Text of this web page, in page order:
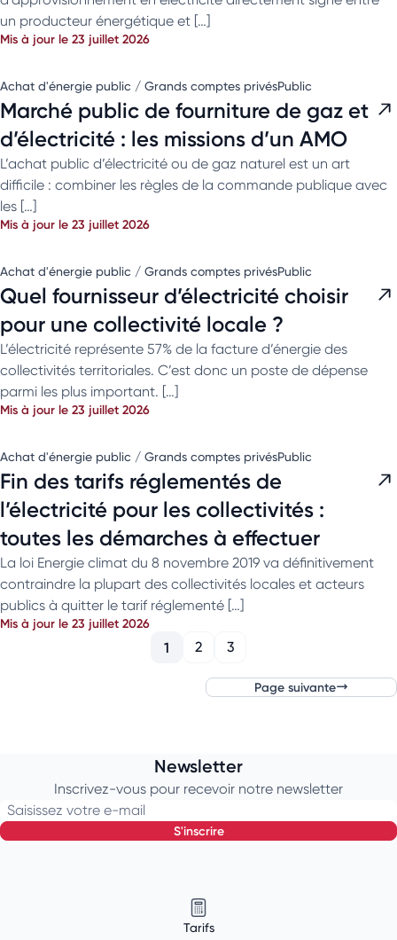
un producteur énergétique et […]
Mis à jour le 23 juillet 2026
Achat d'énergie public / Grands comptes privésPublic
Marché public de fourniture de gaz et
d’électricité : les missions d’un AMO
L’achat public d’électricité ou de gaz naturel est un art
difficile : combiner les règles de la commande publique avec
les […]
Mis à jour le 23 juillet 2026
Achat d'énergie public / Grands comptes privésPublic
Quel fournisseur d’électricité choisir
pour une collectivité locale ?
L’électricité représente 57% de la facture d’énergie des
collectivités territoriales. C’est donc un poste de dépense
parmi les plus important. […]
Mis à jour le 23 juillet 2026
Achat d'énergie public / Grands comptes privésPublic
Fin des tarifs réglementés de
l’électricité pour les collectivités :
toutes les démarches à effectuer
La loi Energie climat du 8 novembre 2019 va définitivement
contraindre la plupart des collectivités locales et acteurs
publics à quitter le tarif réglementé […]
Mis à jour le 23 juillet 2026
Page suivante
1 2 3
Newsletter
Inscrivez-vous pour recevoir notre newsletter
Saisissez votre e-mail
s'inscrire
Tarifs